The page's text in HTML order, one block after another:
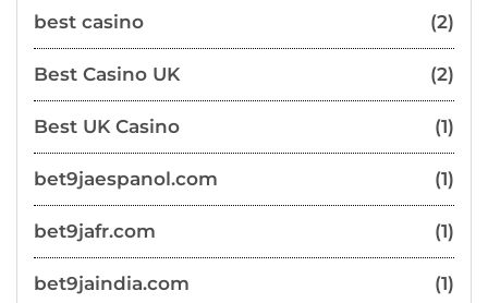
best casino (2)
Best Casino UK (2)
Best UK Casino (1)
bet9jaespanol.com (1)
bet9jafr.com (1)
bet9jaindia.com (1)